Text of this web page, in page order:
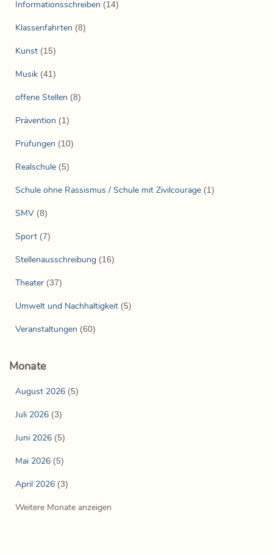
Informationsschreiben (14)
Klassenfahrten (8)
Kunst (15)
Musik (41)
offene Stellen (8)
Prävention (1)
Prüfungen (10)
Realschule (5)
Schule ohne Rassismus / Schule mit Zivilcourage (1)
SMV (8)
Sport (7)
Stellenausschreibung (16)
Theater (37)
Umwelt und Nachhaltigkeit (5)
Veranstaltungen (60)
Monate
August 2026 (5)
Juli 2026 (3)
Juni 2026 (5)
Mai 2026 (5)
April 2026 (3)
Weitere Monate anzeigen